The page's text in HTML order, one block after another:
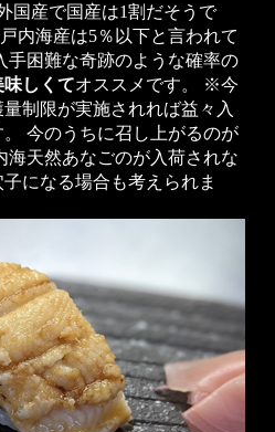
国産で国産は1割だそうで
内海産は5％以下と言われて
手困難な奇跡のような確率の
味しくてオススメです。 ※今
制限が実施されれば益々入
今のうちに召し上がるのが
天然あなごのが入荷されな
になる場合も考えられま